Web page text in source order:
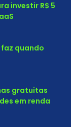
investir R$ 5
quando
gratuitas
em renda